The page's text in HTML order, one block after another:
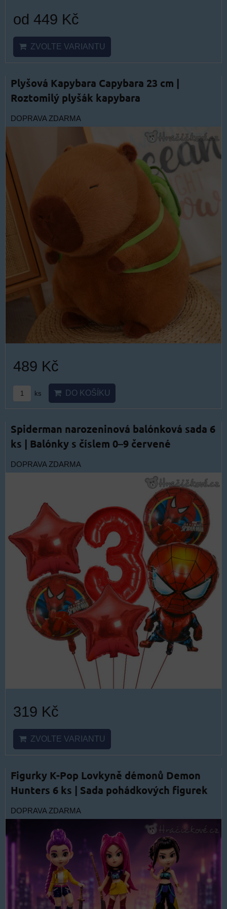
od 449 Kč
ZVOLTE VARIANTU
Plyšová Kapybara Capybara 23 cm |
Roztomilý plyšák kapybara
DOPRAVA ZDARMA
489 Kč
ks DO KOŠÍKU
Spiderman narozeninová balónková sada 6
ks | Balónky s číslem 0–9 červené
DOPRAVA ZDARMA
319 Kč
ZVOLTE VARIANTU
Figurky K-Pop Lovkyně démonů Demon
Hunters 6 ks | Sada pohádkových figurek
DOPRAVA ZDARMA